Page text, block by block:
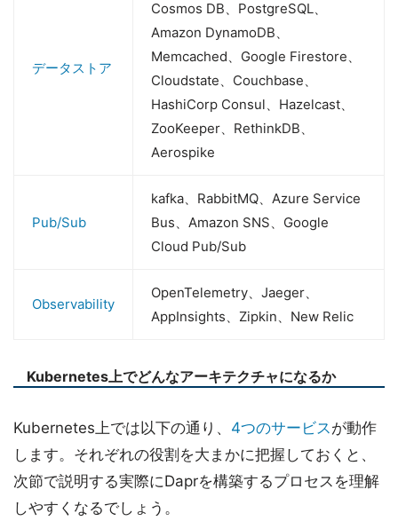
データストア
Cosmos DB、PostgreSQL、
Amazon DynamoDB、
Memcached、Google Firestore、
Cloudstate、Couchbase、
HashiCorp Consul、Hazelcast、
ZooKeeper、RethinkDB、
Aerospike
Pub/Sub
kafka、RabbitMQ、Azure Service
Bus、Amazon SNS、Google
Cloud Pub/Sub
Observability
OpenTelemetry、Jaeger、
AppInsights、Zipkin、New Relic
Kubernetes上でどんなアーキテクチャになるか
Kubernetes上では以下の通り、 4つのサービスが動作
します。それぞれの役割を大まかに把握しておくと、
次節で説明する実際にDaprを構築するプロセスを理解
しやすくなるでしょう。